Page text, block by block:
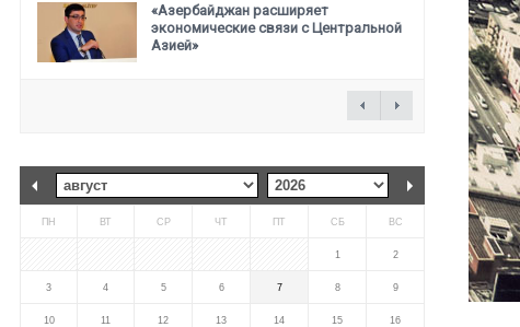
«Азербайджан расширяет
экономические связи с Центральной
Азией»
ПН ВТ СР ЧТ ПТ СБ ВС
1 2
3 4 5 6 7 8 9
10 11 12 13 14 15 16